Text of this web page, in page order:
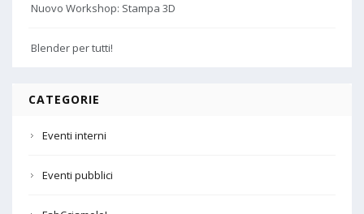
Nuovo Workshop: Stampa 3D
Blender per tutti!
CATEGORIE
Eventi interni
Eventi pubblici